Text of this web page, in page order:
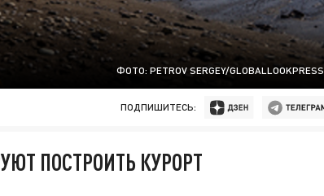
ФОТО: PETROV SERGEY/GLOBALLOOKPRESS
ПОДПИШИТЕСЬ:
ПОСТРОИТЬ КУРОРТ